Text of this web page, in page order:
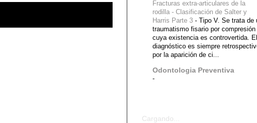
Fracturas extra-articulares de la
rodilla - Clasificación de Salter y
Harris Parte 3 - Tipo V. Se trata de
traumatismo fisario por compresión
cuya existencia es controvertida. El
diagnóstico es siempre
por la aparición de ci...
Odontologia Preventiva
-
Cargando...